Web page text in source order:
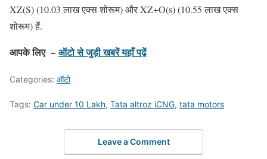
XZ(S) (10.03 लाख एक्स शोरूम) और XZ+O(s) (10.55 लाख एक्स
शोरूम) हैं.
आपके लिए – ऑटो से जुड़ी खबरें यहाँ पढ़ें
Categories: ऑटो
Tags: Car under 10 Lakh, Tata altroz iCNG, tata motors
Leave a Comment